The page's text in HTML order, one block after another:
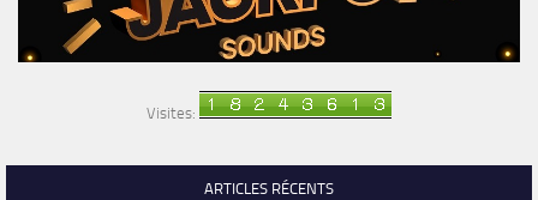
Visites:
ARTICLES RÉCENTS